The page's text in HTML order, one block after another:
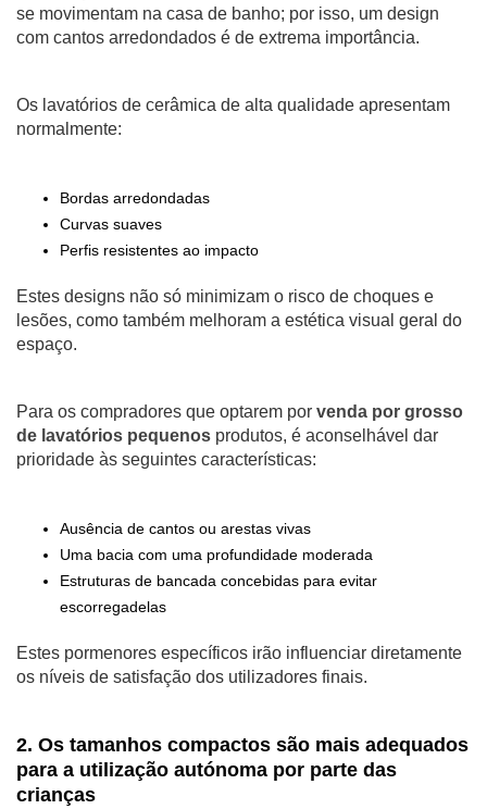
se movimentam na casa de banho; por isso, um design
com cantos arredondados é de extrema importância.
Os lavatórios de cerâmica de alta qualidade apresentam
normalmente:
Bordas arredondadas
Curvas suaves
Perfis resistentes ao impacto
Estes designs não só minimizam o risco de choques e
lesões, como também melhoram a estética visual geral do
espaço.
Para os compradores que optarem por venda por grosso
de lavatórios pequenos produtos, é aconselhável dar
prioridade às seguintes características:
Ausência de cantos ou arestas vivas
Uma bacia com uma profundidade moderada
Estruturas de bancada concebidas para evitar
escorregadelas
Estes pormenores específicos irão influenciar diretamente
os níveis de satisfação dos utilizadores finais.
2. Os tamanhos compactos são mais adequados
para a utilização autónoma por parte das
crianças